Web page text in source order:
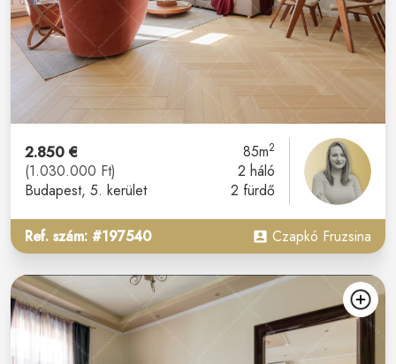
2.850 €
(1.030.000 Ft)
Budapest, 5. kerület
85m2
2 háló
2 fürdő
Ref. szám: #197540 Czapkó Fruzsina